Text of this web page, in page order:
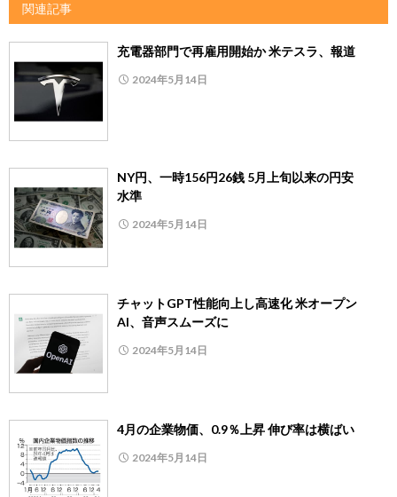
関連記事
充電器部門で再雇用開始か 米テスラ、報道
2024年5月14日
NY円、一時156円26銭 5月上旬以来の円安
水準
2024年5月14日
チャットGPT性能向上し高速化 米オープン
AI、音声スムーズに
2024年5月14日
4月の企業物価、0.9％上昇 伸び率は横ばい
2024年5月14日